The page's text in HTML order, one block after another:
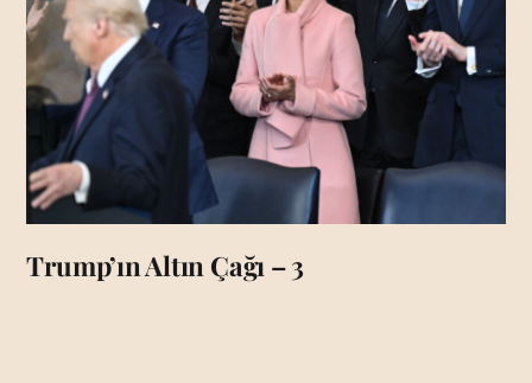
Trump’ın Altın Çağı – 3